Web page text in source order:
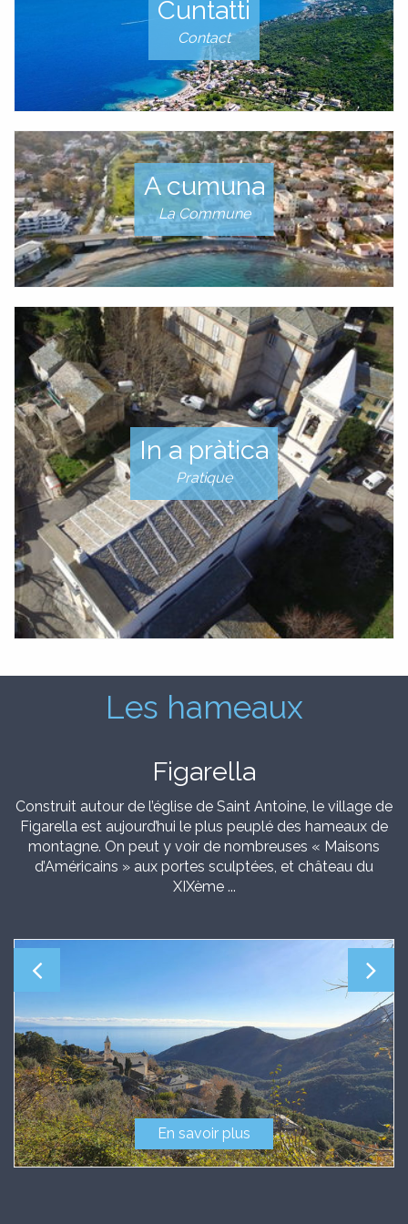
DIMARCHJE
DÉMARCHES
URBANÌSIMU
URBANISME
Cuntatti
Contact
A cumuna
La Commune
In a pràtica
Pratique
Les hameaux
Figarella
Construit autour de l’église de Saint Antoine, le village de
Figarella est aujourd’hui le plus peuplé des hameaux de
montagne. On peut y voir de nombreuses « Maisons
d’Américains » aux portes sculptées, et château du
XIXème ...
En savoir plus